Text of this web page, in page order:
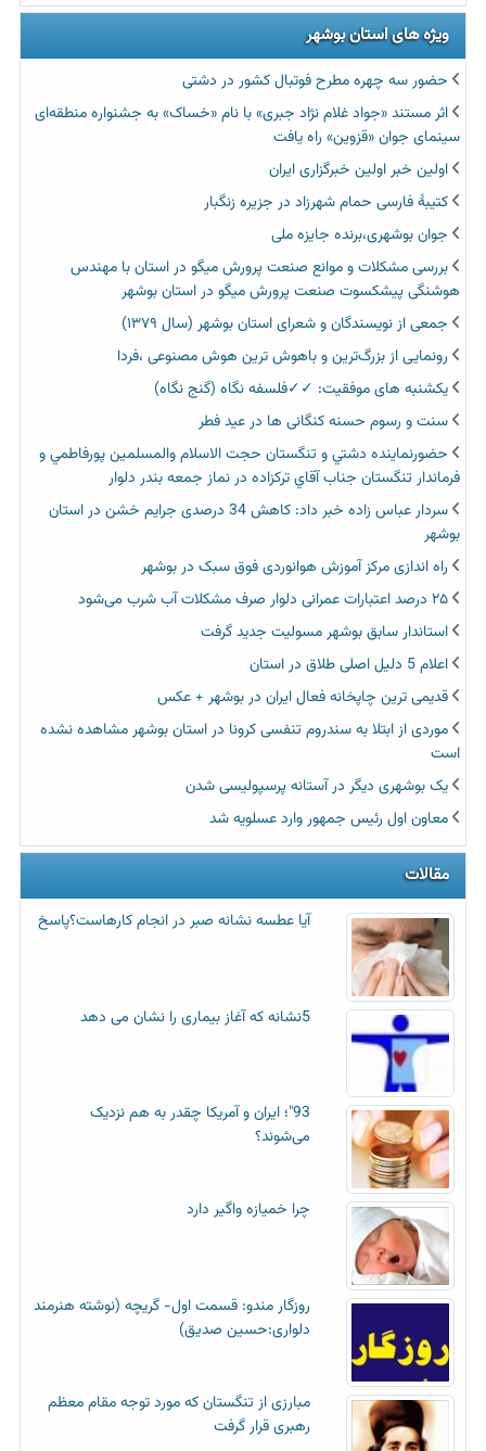
ویژه های استان بوشهر
حضور سه چهره مطرح فوتبال کشور در دشتی
اثر مستند «جواد غلام نژاد جبری» با نام «خساک» به جشنواره منطقه‌ای
سینمای جوان «قزوین» راه یافت
اولین خبر اولین خبرگزاری ایران‏
کتیبۀ فارسی حمام شهرزاد در جزیره زنگبار
جوان بوشهری،برنده جایزه ملی
بررسی مشکلات و موانع صنعت پرورش میگو در استان با مهندس
هوشنگی پیشکسوت صنعت پرورش میگو در استان بوشهر
جمعی از نویسندگان و شعرای استان بوشهر (سال ۱۳۷۹)
رونمایی از بزرگ‌ترین و باهوش ترین هوش مصنوعی ،فردا
یکشنبه های موفقیت: ✓✓فلسفه نگاه (گنج نگاه)
سنت و رسوم حسنه کنگانی ها در عید فطر
حضورنماينده دشتي و تنگستان حجت الاسلام والمسلمين پورفاطمي و
فرماندار تنگستان جناب آقاي تركزاده در نماز جمعه بندر دلوار
سردار عباس زاده خبر داد: کاهش 34 درصدی جرایم خشن در استان
بوشهر
راه اندازی مرکز آموزش هوانوردی فوق سبک در بوشهر
۲۵ درصد اعتبارات عمرانی دلوار صرف مشکلات آب شرب می‌شود
استاندار سابق بوشهر مسولیت جدید گرفت
اعلام 5 دلیل اصلی طلاق در استان
قدیمی ترین چاپخانه فعال ایران در بوشهر + عکس
موردی از ابتلا به سندروم تنفسی کرونا در استان بوشهر مشاهده نشده
است
یک بوشهری دیگر در آستانه پرسپولیسی شدن
معاون اول رئیس جمهور وارد عسلویه شد
مقالات
آیا عطسه‌ نشانه صبر در انجام کارهاست؟پاسخ
5نشانه که آغاز بیماری را نشان می دهد
93"؛ ایران و آمریکا چقدر به هم نزدیک
می‌شوند؟
چرا خمیازه واگیر دارد
روزگار مندو: قسمت اول- گریچه (نوشته هنرمند
دلواری:حسین صدیق)
مبارزی از تنگستان که مورد توجه مقام معظم
رهبری قرار گرفت